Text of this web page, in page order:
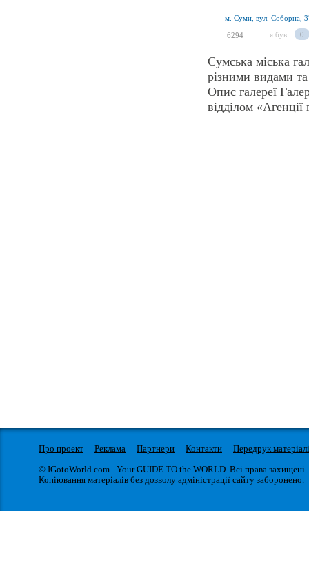
м. Суми, вул. Соборна,
6294 я був 0
Сумська міська
різними видами
Опис галереї
відділом
Про проект Реклама Партнери Контакти
Передрук
© IGotoWorld.com - Your GUIDE TO the WORLD. Всі права захищені.
Копіювання матеріалів без дозволу адміністрації сайту заборонено.